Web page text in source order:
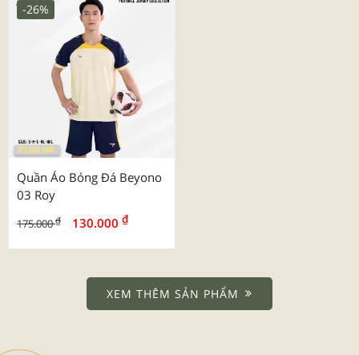
Quần Áo Bóng Đá Beyono
03 Roy
175.000₫ 130.000 ₫
-26%
XEM THÊM SẢN PHẨM